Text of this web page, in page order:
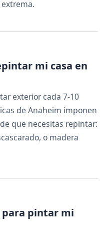
mi casa en
exterior cada 7-10
de Anaheim imponen
que necesitas repintar:
o madera
para pintar mi